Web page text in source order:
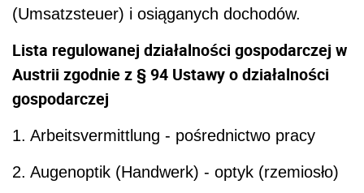
(Umsatzsteuer) i osiąganych dochodów.
Lista regulowanej działalności gospodarczej w
Austrii zgodnie z § 94 Ustawy o działalności
gospodarczej
1. Arbeitsvermittlung - pośrednictwo pracy
2. Augenoptik (Handwerk) - optyk (rzemiosło)